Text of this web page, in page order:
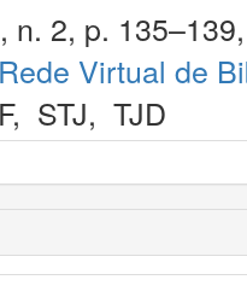
n. 2, p.
Rede Virtual de
, STJ, TJD